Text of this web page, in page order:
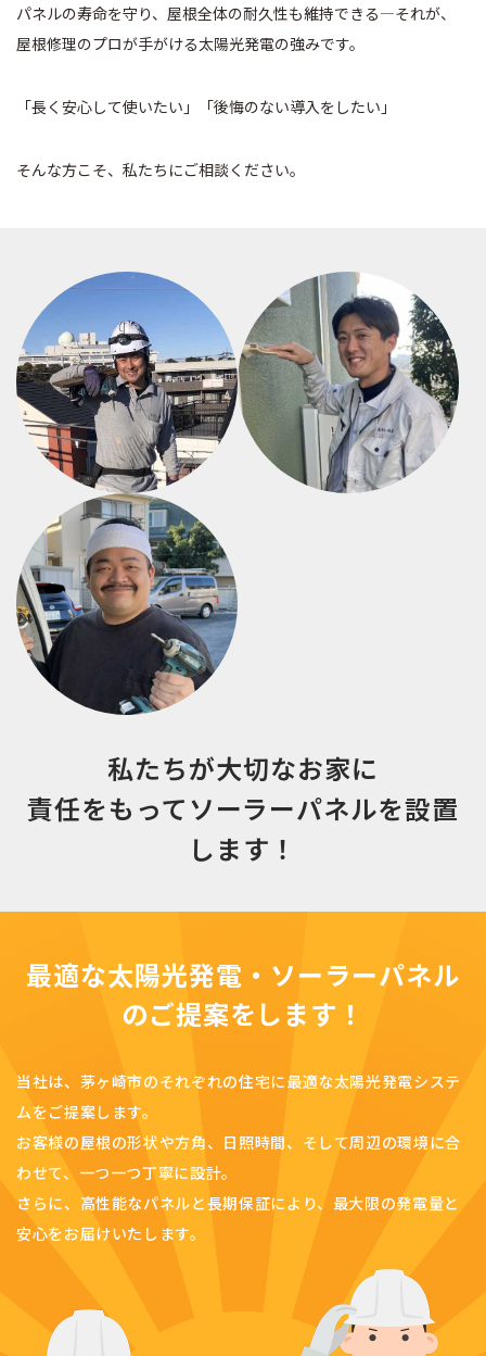
パネルの寿命を守り、屋根全体の耐久性も維持できる—それが、
屋根修理のプロが手がける太陽光発電の強みです。
「長く安心して使いたい」「後悔のない導入をしたい」
そんな方こそ、私たちにご相談ください。
私たちが大切なお家に
責任をもってソーラーパネルを設置
します！
最適な太陽光発電・ソーラーパネル
のご提案をします！
当社は、茅ヶ崎市のそれぞれの住宅に最適な太陽光発電システ
ムをご提案します。
お客様の屋根の形状や方角、日照時間、そして周辺の環境に合
わせて、一つ一つ丁寧に設計。
さらに、高性能なパネルと長期保証により、最大限の発電量と
安心をお届けいたします。